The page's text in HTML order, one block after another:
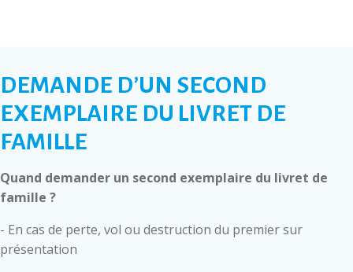
DEMANDE D’UN SECOND
EXEMPLAIRE DU LIVRET DE
FAMILLE
Quand demander un second exemplaire du livret de
famille ?
- En cas de perte, vol ou destruction du premier sur
présentation